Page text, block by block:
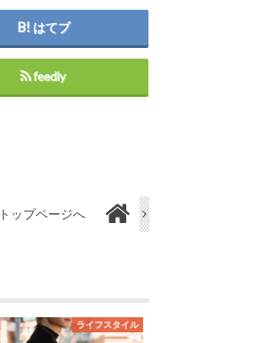
はてブ
feedly
トップページへ
ライフスタイル